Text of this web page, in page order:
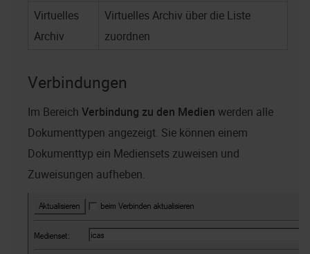
Virtuelles
Archiv
Virtuelles Archiv über die Liste
zuordnen
Verbindungen
Im Bereich Verbindung zu den Medien werden alle
Dokumenttypen angezeigt. Sie können einem
Dokumenttyp ein Mediensets zuweisen und
Zuweisungen aufheben.